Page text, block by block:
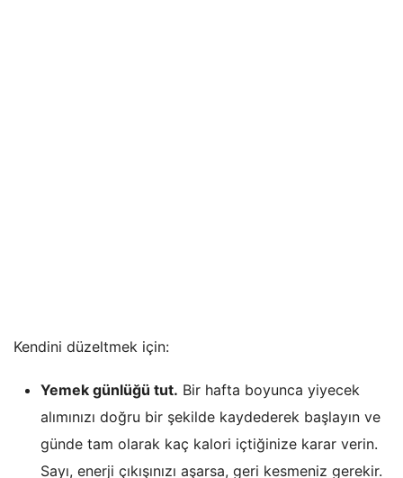
Kendini düzeltmek için:
Yemek günlüğü tut. Bir hafta boyunca yiyecek
alımınızı doğru bir şekilde kaydederek başlayın ve
günde tam olarak kaç kalori içtiğinize karar verin.
Sayı, enerji çıkışınızı aşarsa, geri kesmeniz gerekir.